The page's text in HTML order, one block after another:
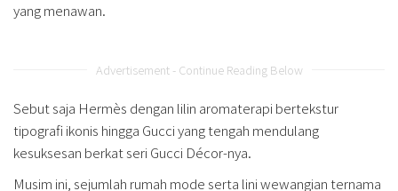
yang menawan.
Advertisement - Continue Reading Below
Sebut saja Hermès dengan lilin aromaterapi bertekstur
tipografi ikonis hingga Gucci yang tengah mendulang
kesuksesan berkat seri Gucci Décor-nya.
Musim ini, sejumlah rumah mode serta lini wewangian ternama